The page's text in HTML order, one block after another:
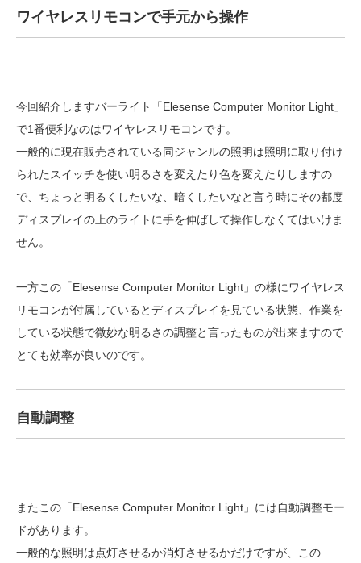
ワイヤレスリモコンで手元から操作
今回紹介しますバーライト「Elesense Computer Monitor Light」
で1番便利なのはワイヤレスリモコンです。
一般的に現在販売されている同ジャンルの照明は照明に取り付け
られたスイッチを使い明るさを変えたり色を変えたりしますの
で、ちょっと明るくしたいな、暗くしたいなと言う時にその都度
ディスプレイの上のライトに手を伸ばして操作しなくてはいけま
せん。
一方この「Elesense Computer Monitor Light」の様にワイヤレス
リモコンが付属しているとディスプレイを見ている状態、作業を
している状態で微妙な明るさの調整と言ったものが出来ますので
とても効率が良いのです。
自動調整
またこの「Elesense Computer Monitor Light」には自動調整モー
ドがあります。
一般的な照明は点灯させるか消灯させるかだけですが、この